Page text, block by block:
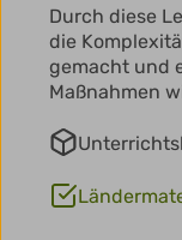
Durch diese
die
gemacht und
Maßnahmen